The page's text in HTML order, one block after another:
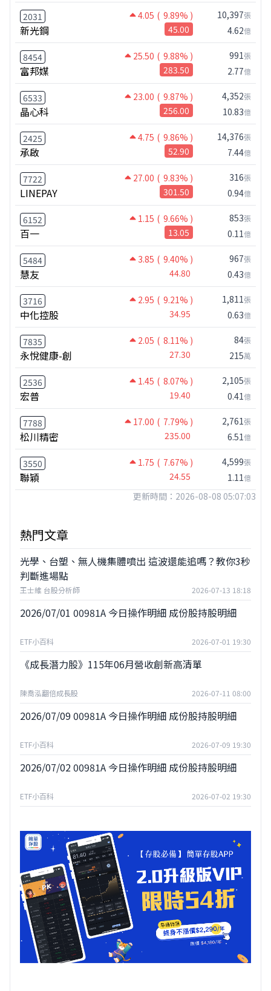
2031 4.05 ( 9.89% )
新光鋼 45.00
10,397張
4.62億
8454 25.50 ( 9.88% )
富邦媒 283.50
991張
2.77億
6533 23.00 ( 9.87% )
晶心科 256.00
4,352張
10.83億
2425 4.75 ( 9.86% )
承啟 52.90
14,376張
7.44億
7722 27.00 ( 9.83% )
LINEPAY 301.50
316張
0.94億
6152 1.15 ( 9.66% )
百一 13.05
853張
0.11億
5484 3.85 ( 9.40% )
慧友 44.80
967張
0.43億
3716 2.95 ( 9.21% )
中化控股 34.95
1,811張
0.63億
7835 2.05 ( 8.11% )
永悅健康-創 27.30
84張
215萬
2536 1.45 ( 8.07% )
宏普 19.40
2,105張
0.41億
7788 17.00 ( 7.79% )
松川精密 235.00
2,761張
6.51億
3550 1.75 ( 7.67% )
聯穎 24.55
4,599張
1.11億
更新時間：2026-08-08 05:07:03
熱門文章
光學、台塑、無人機集體噴出 這波還能追嗎？教你3秒
判斷進場點
王士維 台股分析師 2026-07-13 18:18
2026/07/01 00981A 今日操作明細 成份股持股明細
ETF小百科 2026-07-01 19:30
《成長潛力股》115年06月營收創新高清單
陳喬泓翻倍成長股 2026-07-11 08:00
2026/07/09 00981A 今日操作明細 成份股持股明細
ETF小百科 2026-07-09 19:30
2026/07/02 00981A 今日操作明細 成份股持股明細
ETF小百科 2026-07-02 19:30